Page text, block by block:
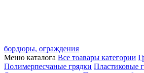
бордюры, ограждения
Меню каталога Все тоавары категории
Полимерпесчаные грядки Пластиковые